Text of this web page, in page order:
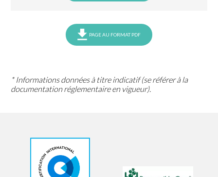
PAGE AU FORMAT PDF
* Informations données à titre indicatif (se référer à la
documentation réglementaire en vigueur).